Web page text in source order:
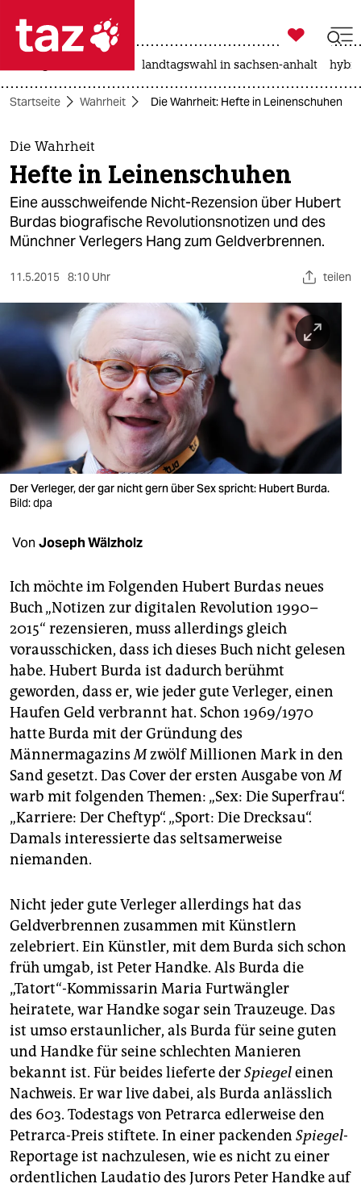
 taz zahl ich
taz zahl ich
themen
politik
öko
sport
berlin
nord
wahrheit
verlag
verlag
veranstaltungen
fragen & hilfe
unterstützen
abo
genossenschaft
epaper login

taz zahl ich
landtagswahl in sachsen-anhalt
Startseite Wahrheit Die Wahrheit: Hefte in Leinenschuhen
Die Wahrheit
Hefte in Leinenschuhen
Eine ausschweifende Nicht-Rezension über Hubert
Burdas biografische Revolutionsnotizen und des
Münchner Verlegers Hang zum Geldverbrennen.
11.5.2015 8:10 Uhr teilen
Der Verleger, der gar nicht gern über Sex spricht: Hubert Burda.
Bild: dpa
Von Joseph Wälzholz
Ich möchte im Folgenden Hubert Burdas neues
Buch „Notizen zur digitalen Revolution 1990–
2015“ rezensieren, muss allerdings gleich
vorausschicken, dass ich dieses Buch nicht gelesen
habe. Hubert Burda ist dadurch berühmt
geworden, dass er, wie jeder gute Verleger, einen
Haufen Geld verbrannt hat. Schon 1969/1970
hatte Burda mit der Gründung des
MännermagazinsMzwölf Millionen Mark in den
Sand gesetzt. Das Cover der ersten Ausgabe vonM
warb mit folgenden Themen: „Sex: Die Superfrau“.
„Karriere: Der Cheftyp“. „Sport: Die Drecksau“.
Damals interessierte das seltsamerweise
niemanden.
Nicht jeder gute Verleger allerdings hat das
Geldverbrennen zusammen mit Künstlern
zelebriert. Ein Künstler, mit dem Burda sich schon
früh umgab, ist Peter Handke. Als Burda die
„Tatort“-Kommissarin Maria Furtwängler
heiratete, war Handke sogar sein Trauzeuge. Das
ist umso erstaunlicher, als Burda für seine guten
und Handke für seine schlechten Manieren
bekannt ist. Für beides lieferte derSpiegeleinen
Nachweis. Er war live dabei, als Burda anlässlich
des 603. Todestags von Petrarca edlerweise den
Petrarca-Preis stiftete. In einer packenden Spiegel-
Reportage ist nachzulesen, wie es nicht zu einer
ordentlichen Laudatio des Jurors Peter Handke auf